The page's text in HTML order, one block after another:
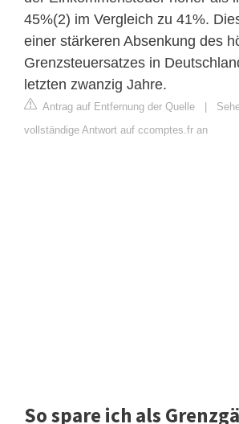
45%(2) im Vergleich zu 41%.
einer stärkeren Absenkung des
Grenzsteuersatzes in
letzten zwanzig Jahre.
Antrag auf Entfernung der Quelle
vollständige Antwort auf ccomptes.fr an
So spare ich als